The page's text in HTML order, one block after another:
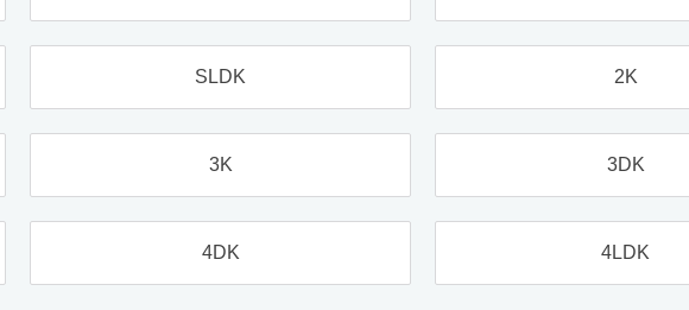
SLDK 2K
3K 3DK
4DK 4LDK